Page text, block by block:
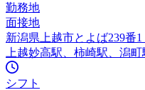
勤務地
面接地
新潟県上越市とよば239番
上越妙高駅、柿崎駅、潟町
シフト